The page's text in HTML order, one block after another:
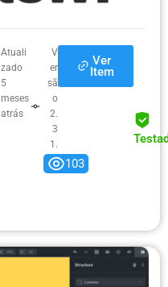
Atuali
zado
5
meses
atrás
V
er
sã
o
2.
3
1.
0
Ver
Item
103